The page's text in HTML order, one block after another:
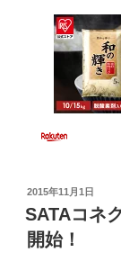
投
稿
日:
2015年11月1日
SATAコネ
開始！